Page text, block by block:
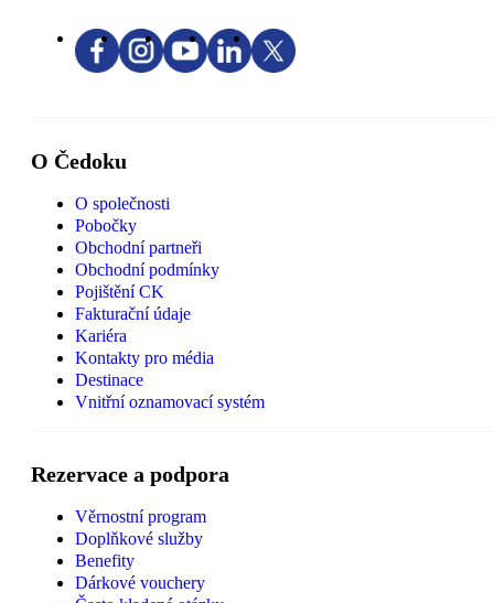
O Čedoku
O společnosti
Pobočky
Obchodní partneři
Obchodní podmínky
Pojištění CK
Fakturační údaje
Kariéra
Kontakty pro média
Destinace
Vnitřní oznamovací systém
Rezervace a podpora
Věrnostní program
Doplňkové služby
Benefity
Dárkové vouchery